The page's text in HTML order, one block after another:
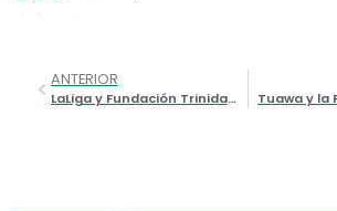
ANTERIOR
LaLiga y Fundación Trinidad Alfonso renuevan su acuerdo de colaboración para promocionar conjuntamente el deporte